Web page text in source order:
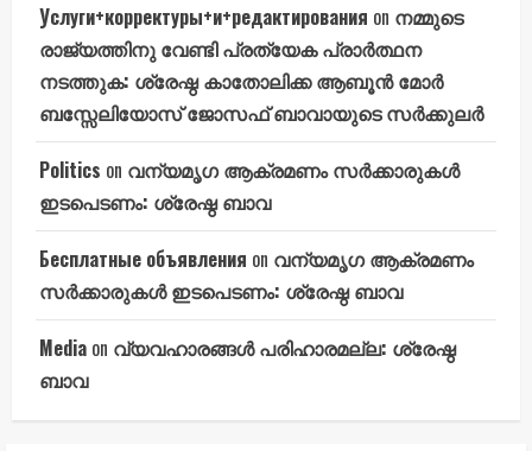
Услуги+корректуры+и+редактирования on നമ്മുടെ
രാജ്യത്തിനു വേണ്ടി പ്രത്യേക പ്രാർത്ഥന
നടത്തുക: ശ്രേഷ്ഠ കാതോലിക്ക ആബൂൻ മോർ
ബസ്സേലിയോസ് ജോസഫ് ബാവായുടെ സർക്കുലർ
Politics on വന്യമൃഗ ആക്രമണം സർക്കാരുകൾ
ഇടപെടണം: ശ്രേഷ്ഠ ബാവ
Бесплатные объявления on വന്യമൃഗ ആക്രമണം
സർക്കാരുകൾ ഇടപെടണം: ശ്രേഷ്ഠ ബാവ
Media on വ്യവഹാരങ്ങൾ പരിഹാരമല്ല: ശ്രേഷ്ഠ
ബാവ